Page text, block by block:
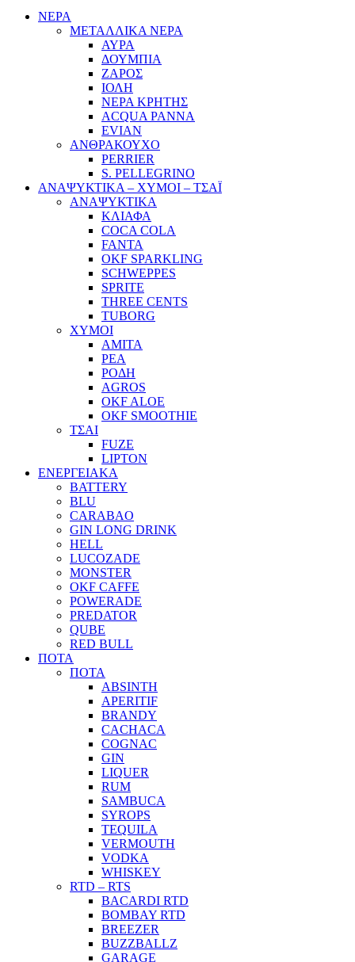
ΝΕΡΑ
ΜΕΤΑΛΛΙΚΑ ΝΕΡΑ
ΑΥΡΑ
ΔΟΥΜΠΙΑ
ΖΑΡΟΣ
ΙΟΛΗ
ΝΕΡΑ ΚΡΗΤΗΣ
ACQUA PANNA
EVIAN
ΑΝΘΡΑΚΟΥΧΟ
PERRIER
S. PELLEGRINO
ΑΝΑΨΥΚΤΙΚΑ – ΧΥΜΟΙ – ΤΣΑΪ
ΑΝΑΨΥΚΤΙΚΑ
ΚΛΙΑΦΑ
COCA COLA
FANTA
OKF SPARKLING
SCHWEPPES
SPRITE
THREE CENTS
TUBORG
ΧΥΜΟΙ
ΑΜΙΤΑ
ΡΕΑ
ΡΟΔΗ
AGROS
OKF ALOE
OKF SMOOTHIE
ΤΣΑΙ
FUZE
LIPTON
ΕΝΕΡΓΕΙΑΚΑ
BATTERY
BLU
CARABAO
GIN LONG DRINK
HELL
LUCOZADE
MONSTER
OKF CAFFE
POWERADE
PREDATOR
QUBE
RED BULL
ΠΟΤΑ
ΠΟΤΑ
ABSINTH
APERITIF
BRANDY
CACHACA
COGNAC
GIN
LIQUER
RUM
SAMBUCA
SYROPS
TEQUILA
VERMOUTH
VODKA
WHISKEY
RTD – RTS
BACARDI RTD
BOMBAY RTD
BREEZER
BUZZBALLZ
GARAGE